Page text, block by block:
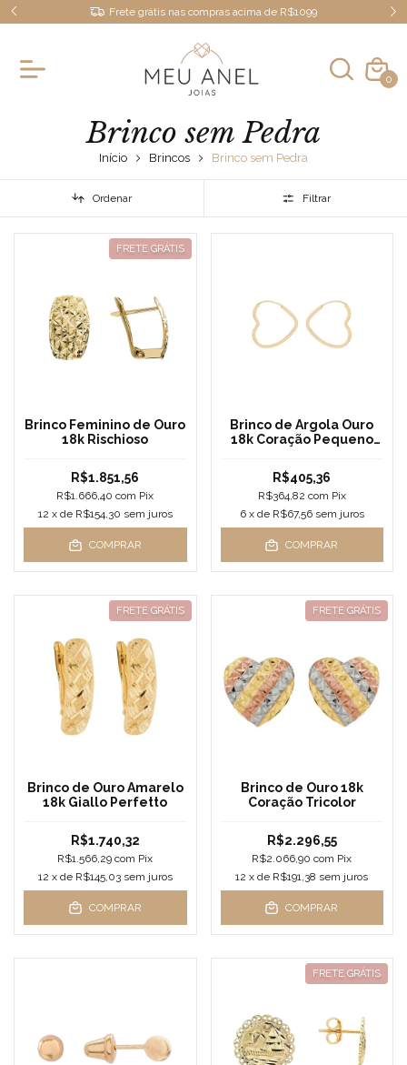
Frete grátis nas compras acima de R$1099
0
Brinco sem Pedra
Início Brincos Brinco sem Pedra
Ordenar Filtrar
FRETE GRÁTIS
Brinco Feminino de Ouro
18k Rischioso
R$1.851,56
R$1.666,40com Pix
12 x de R$154,30 sem juros
COMPRAR
Brinco de Argola Ouro
18k Coração Pequeno
R$405,36
R$364,82 com Pix
6 x de R$67,56 sem juros
COMPRAR
FRETE GRÁTIS
Brinco de Ouro Amarelo
18k Giallo Perfetto
R$1.740,32
R$1.566,29com Pix
12 x de R$145,03 sem juros
COMPRAR
FRETE GRÁTIS
Brinco de Ouro 18k
Coração Tricolor
R$2.296,55
R$2.066,90com Pix
12 x de R$191,38 sem juros
COMPRAR
FRETE GRÁTIS